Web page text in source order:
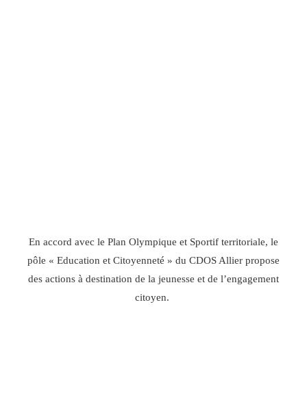
En accord avec le Plan Olympique et Sportif territoriale, le
pôle « Education et Citoyenneté » du CDOS Allier propose
des actions à destination de la jeunesse et de l’engagement
citoyen.